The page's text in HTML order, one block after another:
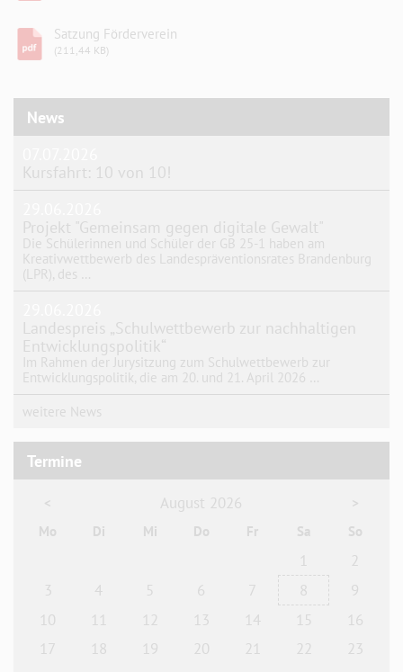
Satzung Förderverein
(211,44 KB)
News
Kursfahrt: 10 von 10!
Projekt "Gemeinsam gegen digitale Gewalt"
Die Schülerinnen und Schüler der GB 25-1 haben am
Kreativwettbewerb des Landespräventionsrates Brandenburg
(LPR), des …
Landespreis „Schulwettbewerb zur nachhaltigen
Entwicklungspolitik“
Im Rahmen der Jurysitzung zum Schulwettbewerb zur
Entwicklungspolitik, die am 20. und 21. April 2026 …
weitere News
Termine
< August 2026
>
Mo
Di Mi Do Fr Sa So
1
2
3
4 5 6 7 8
9
10
11 12 13 14 15
16
17
18 19 20 21 22
23